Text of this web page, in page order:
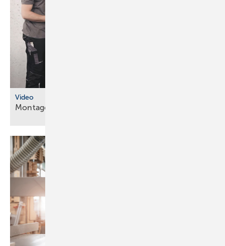
Video
Montageanleitungen fürs